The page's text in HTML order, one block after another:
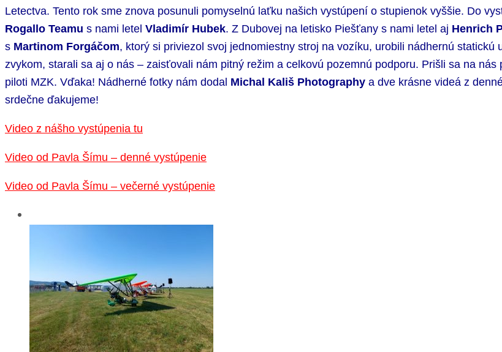
Letectva. Tento rok sme znova posunuli pomyselnú laťku našich vystúpení o stupienok vyššie. Do
Rogallo Teamu s nami letel Vladimír Hubek. Z Dubovej na letisko Piešťany s nami letel aj Henrich
s Martinom Forgáčom, ktorý si priviezol svoj jednomiestny stroj na vozíku, urobili nádhernú
zvykom, starali sa aj o nás – zaisťovali nám pitný režim a celkovú pozemnú podporu. Prišli sa na
piloti MZK. Vďaka! Nádherné fotky nám dodal Michal Kališ Photography a dve krásne videá z
srdečne ďakujeme!
Video z nášho vystúpenia tu
Video od Pavla Šímu – denné vystúpenie
Video od Pavla Šímu – večerné vystúpenie